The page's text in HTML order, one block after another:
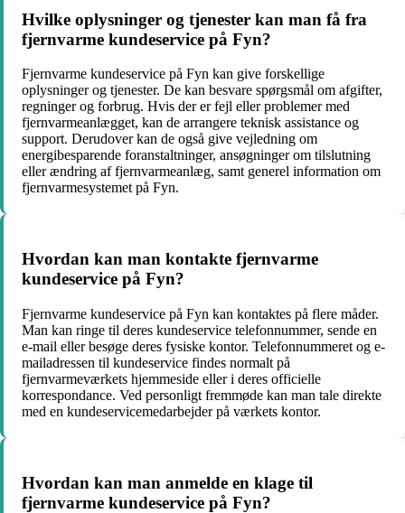
Hvilke oplysninger og tjenester kan man få fra
fjernvarme kundeservice på Fyn?
Fjernvarme kundeservice på Fyn kan give forskellige
oplysninger og tjenester. De kan besvare spørgsmål om afgifter,
regninger og forbrug. Hvis der er fejl eller problemer med
fjernvarmeanlægget, kan de arrangere teknisk assistance og
support. Derudover kan de også give vejledning om
energibesparende foranstaltninger, ansøgninger om tilslutning
eller ændring af fjernvarmeanlæg, samt generel information om
fjernvarmesystemet på Fyn.
Hvordan kan man kontakte fjernvarme
kundeservice på Fyn?
Fjernvarme kundeservice på Fyn kan kontaktes på flere måder.
Man kan ringe til deres kundeservice telefonnummer, sende en
e-mail eller besøge deres fysiske kontor. Telefonnummeret og e-
mailadressen til kundeservice findes normalt på
fjernvarmeværkets hjemmeside eller i deres officielle
korrespondance. Ved personligt fremmøde kan man tale direkte
med en kundeservicemedarbejder på værkets kontor.
Hvordan kan man anmelde en klage til
fjernvarme kundeservice på Fyn?